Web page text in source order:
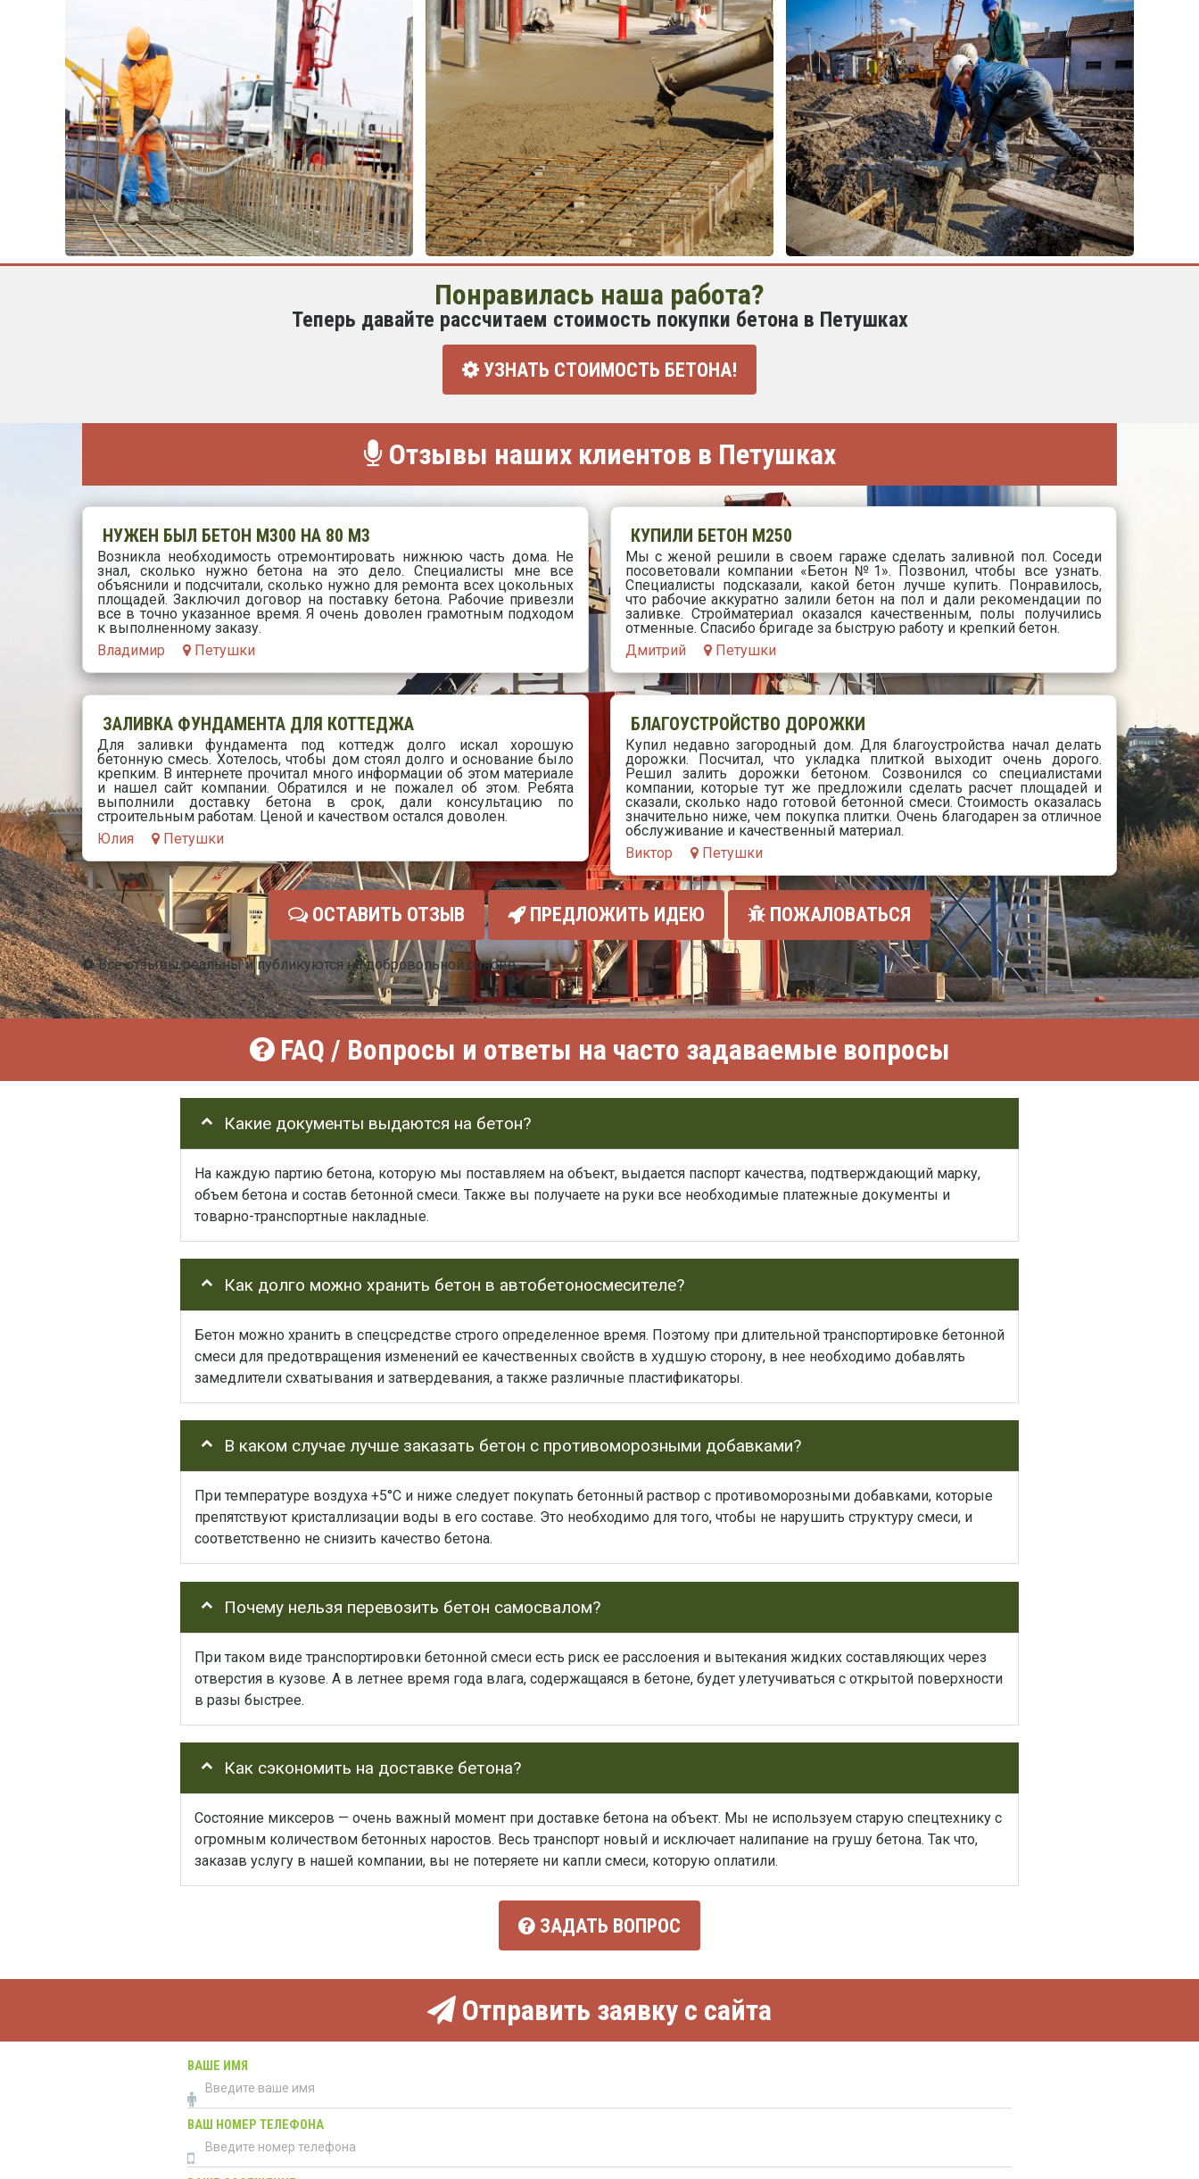
Понравилась наша работа?
Теперь давайте рассчитаем стоимость покупки бетона в Петушках
УЗНАТЬ СТОИМОСТЬ БЕТОНА!
Отзывы наших клиентов в Петушках
НУЖЕН БЫЛ БЕТОН М300 НА 80 М3
Возникла необходимость отремонтировать нижнюю часть дома. Не
знал, сколько нужно бетона на это дело. Специалисты мне все
объяснили и подсчитали, сколько нужно для ремонта всех цокольных
площадей. Заключил договор на поставку бетона. Рабочие привезли
все в точно указанное время. Я очень доволен грамотным подходом
к выполненному заказу.
Владимир
Петушки
КУПИЛИ БЕТОН М250
Мы с женой решили в своем гараже сделать заливной пол. Соседи
посоветовали компании «Бетон №1». Позвонил, чтобы все узнать.
Специалисты подсказали, какой бетон лучше купить. Понравилось,
что рабочие аккуратно залили бетон на пол и дали рекомендации по
заливке. Стройматериал оказался качественным, полы получились
отменные. Спасибо бригаде за быструю работу и крепкий бетон.
Дмитрий
Петушки
ЗАЛИВКА ФУНДАМЕНТА ДЛЯ КОТТЕДЖА
Для заливки фундамента под коттедж долго искал хорошую
бетонную смесь. Хотелось, чтобы дом стоял долго и основание было
крепким. В интернете прочитал много информации об этом материале
и нашел сайт компании. Обратился и не пожалел об этом. Ребята
выполнили доставку бетона в срок, дали консультацию по
строительным работам. Ценой и качеством остался доволен.
Юлия
Петушки
БЛАГОУСТРОЙСТВО ДОРОЖКИ
Купил недавно загородный дом. Для благоустройства начал делать
дорожки. Посчитал, что укладка плиткой выходит очень дорого.
Решил залить дорожки бетоном. Созвонился со специалистами
компании, которые тут же предложили сделать расчет площадей и
сказали, сколько надо готовой бетонной смеси. Стоимость оказалась
значительно ниже, чем покупка плитки. Очень благодарен за отличное
обслуживание и качественный материал.
Виктор
Петушки
ОСТАВИТЬ ОТЗЫВ ПРЕДЛОЖИТЬ ИДЕЮ ПОЖАЛОВАТЬСЯ
Все отзывы реальны и публикуются на добровольной основе
FAQ / Вопросы и ответы на часто задаваемые вопросы
Какие документы выдаются на бетон?
На каждую партию бетона, которую мы поставляем на объект, выдается паспорт качества, подтверждающий марку,
объем бетона и состав бетонной смеси. Также вы получаете на руки все необходимые платежные документы и
товарно-транспортные накладные.
Как долго можно хранить бетон в автобетоносмесителе?
Бетон можно хранить в спецсредстве строго определенное время. Поэтому при длительной транспортировке бетонной
смеси для предотвращения изменений ее качественных свойств в худшую сторону, в нее необходимо добавлять
замедлители схватывания и затвердевания, а также различные пластификаторы.
В каком случае лучше заказать бетон с противоморозными добавками?
При температуре воздуха +5°С и ниже следует покупать бетонный раствор с противоморозными добавками, которые
препятствуют кристаллизации воды в его составе. Это необходимо для того, чтобы не нарушить структуру смеси, и
соответственно не снизить качество бетона.
Почему нельзя перевозить бетон самосвалом?
При таком виде транспортировки бетонной смеси есть риск ее расслоения и вытекания жидких составляющих через
отверстия в кузове. А в летнее время года влага, содержащаяся в бетоне, будет улетучиваться с открытой поверхности
в разы быстрее.
Как сэкономить на доставке бетона?
Состояние миксеров — очень важный момент при доставке бетона на объект. Мы не используем старую спецтехнику с
огромным количеством бетонных наростов. Весь транспорт новый и исключает налипание на грушу бетона. Так что,
заказав услугу в нашей компании, вы не потеряете ни капли смеси, которую оплатили.
ЗАДАТЬ ВОПРОС
Отправить заявку с сайта
ВАШЕ ИМЯ
ВАШ НОМЕР ТЕЛЕФОНА